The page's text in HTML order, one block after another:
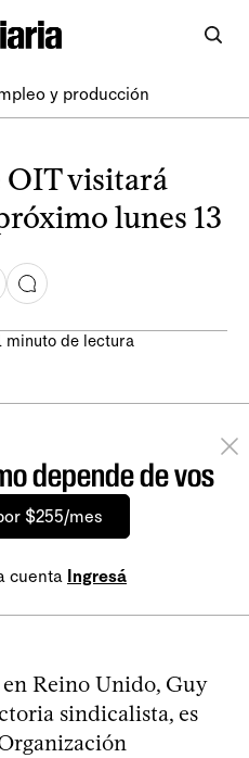
y producción
visitará
lunes 13
minuto de lectura
depende de vos
$255/mes
cuenta Ingresá
Reino Unido, Guy
sindicalista, es